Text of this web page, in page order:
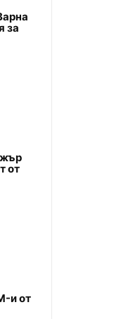
за
от
и от